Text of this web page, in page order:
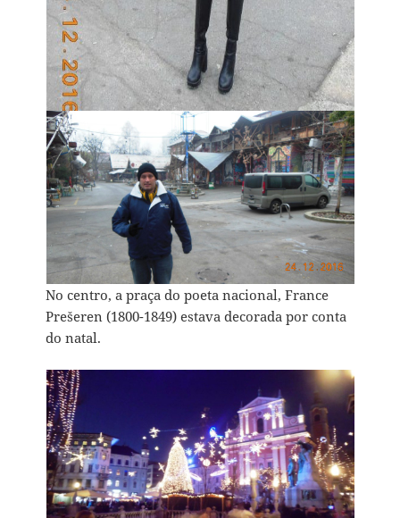
No centro, a praça do poeta nacional, France
Prešeren (1800-1849) estava decorada por conta
do natal.